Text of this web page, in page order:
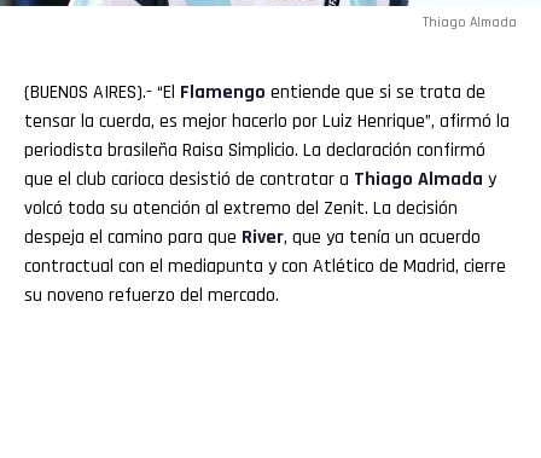
Thiago Almada
(BUENOS AIRES).- “El Flamengo entiende que si se trata de
tensar la cuerda, es mejor hacerlo por Luiz Henrique”, afirmó la
periodista brasileña Raisa Simplicio. La declaración confirmó
que el club carioca desistió de contratar a Thiago Almada y
volcó toda su atención al extremo del Zenit. La decisión
despeja el camino para que River, que ya tenía un acuerdo
contractual con el mediapunta y con Atlético de Madrid, cierre
su noveno refuerzo del mercado.
Flipboard
Reddit
Pinterest